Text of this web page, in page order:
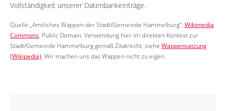
Vollständigkeit unserer Datenbankeinträge.
Quelle „Amtliches Wappen der Stadt/Gemeinde Hammelburg“: Wikimedia
Commons, Public Domain. Verwendung hier im direkten Kontext zur
Stadt/Gemeinde Hammelburg gemäß Zitatrecht, siehe Wappensatzung
(Wikipedia). Wir machen uns das Wappen nicht zu eigen.